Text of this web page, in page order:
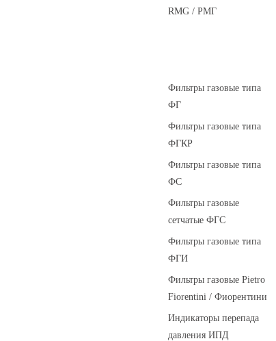
RMG / РМГ
Фильтры газовые типа
ФГ
Фильтры газовые типа
ФГКР
Фильтры газовые типа
ФС
Фильтры газовые
сетчатые ФГС
Фильтры газовые типа
ФГИ
Фильтры газовые Pietro
Fiorentini / Фиорентини
Индикаторы перепада
давления ИПД